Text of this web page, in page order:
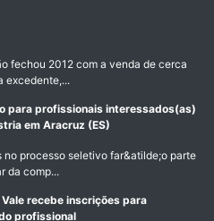
fechou 2012 com a venda de cerca
excedente,...
para profissionais interessados(as)
em Aracruz (ES)
no processo seletivo far&atilde;o parte
da comp...
recebe inscrições para
profissional